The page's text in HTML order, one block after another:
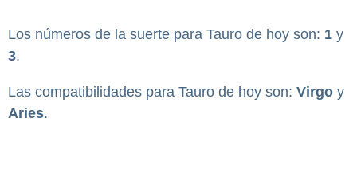
Los números de la suerte para Tauro de hoy son: 1 y
3.
Las compatibilidades para Tauro de hoy son: Virgo y
Aries.